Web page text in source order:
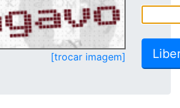
[trocar imagem]